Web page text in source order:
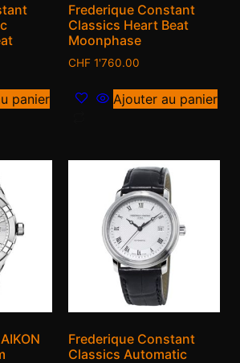
panier
Frederique Constant
Classics Heart Beat
Moonphase
CHF 1'760.00
Ajouter au panier
Frederique Constant
Classics Automatic